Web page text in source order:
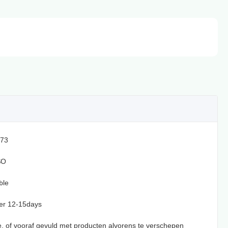
12-15days
of vooraf gevuld met producten alvorens te verschepen